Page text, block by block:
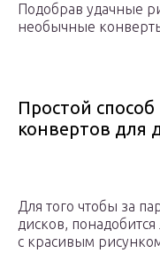
Подобрав удачные
необычные
Простой
конвертов для
Для того чтобы за
дисков,
с красивым